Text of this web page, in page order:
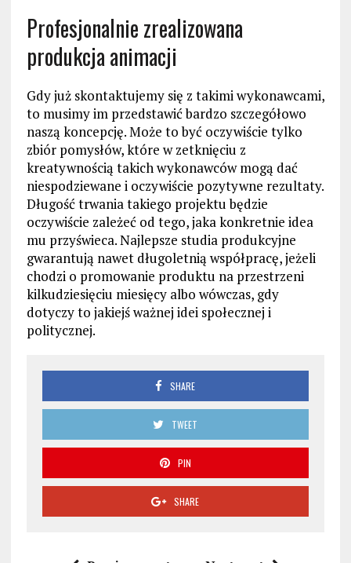
Profesjonalnie zrealizowana
produkcja animacji
Gdy już skontaktujemy się z takimi wykonawcami,
to musimy im przedstawić bardzo szczegółowo
naszą koncepcję. Może to być oczywiście tylko
zbiór pomysłów, które w zetknięciu z
kreatywnością takich wykonawców mogą dać
niespodziewane i oczywiście pozytywne rezultaty.
Długość trwania takiego projektu będzie
oczywiście zależeć od tego, jaka konkretnie idea
mu przyświeca. Najlepsze studia produkcyjne
gwarantują nawet długoletnią współpracę, jeżeli
chodzi o promowanie produktu na przestrzeni
kilkudziesięciu miesięcy albo wówczas, gdy
dotyczy to jakiejś ważnej idei społecznej i
politycznej.
SHARE
TWEET
PIN
SHARE